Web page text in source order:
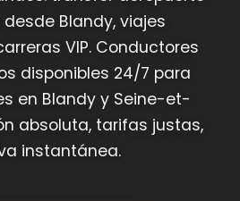
desde Blandy, viajes
VIP. Conductores
disponibles 24/7 para
en Blandy y Seine-et-
absoluta, tarifas justas,
instantánea.